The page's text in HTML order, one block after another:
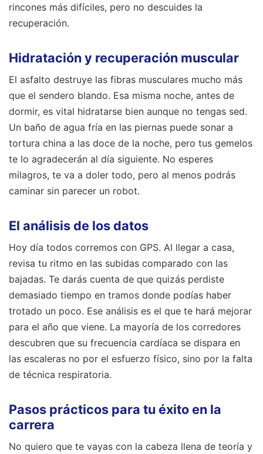
rincones más difíciles, pero no descuides la
recuperación.
Hidratación y recuperación muscular
El asfalto destruye las fibras musculares mucho más
que el sendero blando. Esa misma noche, antes de
dormir, es vital hidratarse bien aunque no tengas sed.
Un baño de agua fría en las piernas puede sonar a
tortura china a las doce de la noche, pero tus gemelos
te lo agradecerán al día siguiente. No esperes
milagros, te va a doler todo, pero al menos podrás
caminar sin parecer un robot.
El análisis de los datos
Hoy día todos corremos con GPS. Al llegar a casa,
revisa tu ritmo en las subidas comparado con las
bajadas. Te darás cuenta de que quizás perdiste
demasiado tiempo en tramos donde podías haber
trotado un poco. Ese análisis es el que te hará mejorar
para el año que viene. La mayoría de los corredores
descubren que su frecuencia cardíaca se dispara en
las escaleras no por el esfuerzo físico, sino por la falta
de técnica respiratoria.
Pasos prácticos para tu éxito en la
carrera
No quiero que te vayas con la cabeza llena de teoría y